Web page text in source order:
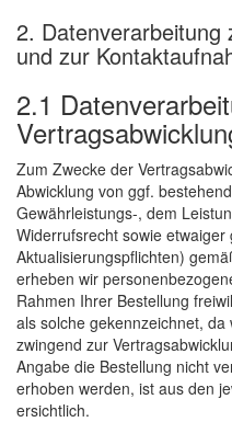
2. Datenverarbeitung
und zur
2.1
Zum Zwecke der
Abwicklung von ggf.
Gewährleistungs-, dem
Widerrufsrecht sowie etwaiger
Aktualisierungspflichten)
erheben wir
Rahmen Ihrer Bestellung
als solche gekennzeichnet,
zwingend zur
Angabe die Bestellung nicht
erhoben werden, ist aus den
ersichtlich.